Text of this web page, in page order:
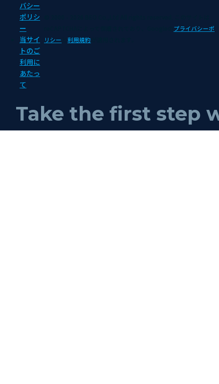
バシー
ポリシ
ー
当サイ
トのご
利用に
あたっ
て
プライバシーポ
リシー
利用規約
Take the first step